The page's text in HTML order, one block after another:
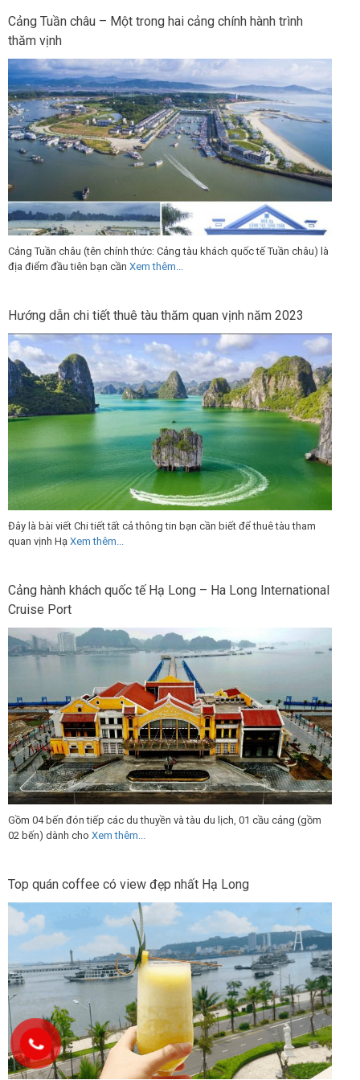
Cảng Tuần châu – Một trong hai cảng chính hành trình
thăm vịnh
Cảng Tuần châu (tên chính thức: Cảng tàu khách quốc tế Tuần châu) là
địa điểm đầu tiên bạn cần Xem thêm...
Hướng dẫn chi tiết thuê tàu thăm quan vịnh năm 2023
Đây là bài viết Chi tiết tất cả thông tin bạn cần biết để thuê tàu tham
quan vịnh Hạ Xem thêm...
Cảng hành khách quốc tế Hạ Long – Ha Long International
Cruise Port
Gồm 04 bến đón tiếp các du thuyền và tàu du lịch, 01 cầu cảng (gồm
02 bến) dành cho Xem thêm...
Top quán coffee có view đẹp nhất Hạ Long